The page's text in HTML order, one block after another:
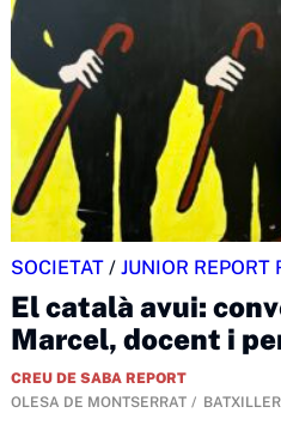
SOCIETAT / JUNIOR REPORT
El català avui:
Marcel, docent i
CREU DE SABA REPORT
OLESA DE MONTSERRAT